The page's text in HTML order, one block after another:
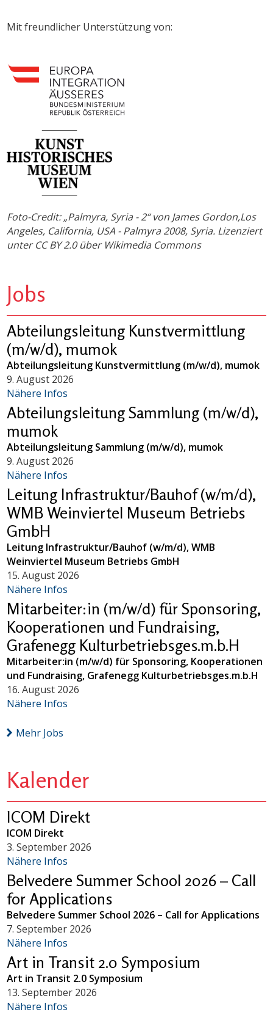
Mit freundlicher Unterstützung von:
Foto-Credit: „Palmyra, Syria - 2“ von James Gordon,Los
Angeles, California, USA - Palmyra 2008, Syria. Lizenziert
unter CC BY 2.0 über Wikimedia Commons
Jobs
Abteilungsleitung Kunstvermittlung
(m/w/d), mumok
Abteilungsleitung Kunstvermittlung (m/w/d), mumok
9. August 2026
Nähere Infos
Abteilungsleitung Sammlung (m/w/d),
mumok
Abteilungsleitung Sammlung (m/w/d), mumok
9. August 2026
Nähere Infos
Leitung Infrastruktur/Bauhof (w/m/d),
WMB Weinviertel Museum Betriebs
GmbH
Leitung Infrastruktur/Bauhof (w/m/d), WMB
Weinviertel Museum Betriebs GmbH
15. August 2026
Nähere Infos
Mitarbeiter:in (m/w/d) für Sponsoring,
Kooperationen und Fundraising,
Grafenegg Kulturbetriebsges.m.b.H
Mitarbeiter:in (m/w/d) für Sponsoring, Kooperationen
und Fundraising, Grafenegg Kulturbetriebsges.m.b.H
16. August 2026
Nähere Infos
Mehr Jobs
Kalender
ICOM Direkt
ICOM Direkt
3. September 2026
Nähere Infos
Belvedere Summer School 2026 – Call
for Applications
Belvedere Summer School 2026 – Call for Applications
7. September 2026
Nähere Infos
Art in Transit 2.0 Symposium
Art in Transit 2.0 Symposium
13. September 2026
Nähere Infos